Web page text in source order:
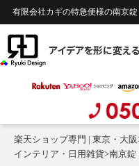
アイデアを形に変え
楽天ショップ専門 | 東京・大阪
インテリア・日用雑貨>南京錠